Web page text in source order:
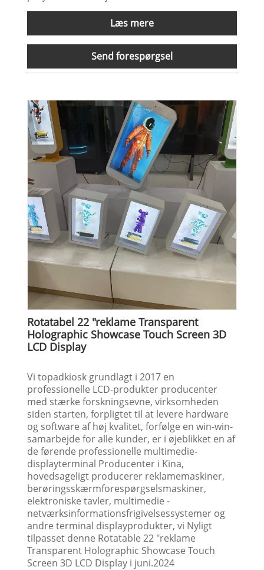
Læs mere
Send forespørgsel
Rotatabel 22 "reklame Transparent
Holographic Showcase Touch Screen 3D
LCD Display
Vi topadkiosk grundlagt i 2017 en
professionelle LCD-produkter producenter
med stærke forskningsevne, virksomheden
siden starten, forpligtet til at levere hardware
og software af høj kvalitet, forfølge en win-win-
samarbejde for alle kunder, er i øjeblikket en af
​​de førende professionelle multimedie-
displayterminal Producenter i Kina,
hovedsageligt producerer reklamemaskiner,
berøringsskærmforespørgselsmaskiner,
elektroniske tavler, multimedie -
netværksinformationsfrigivelsessystemer og
andre terminal displayprodukter, vi Nyligt
tilpasset denne Rotatable 22 "reklame
Transparent Holographic Showcase Touch
Screen 3D LCD Display i juni.2024